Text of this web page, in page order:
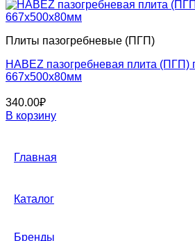
Плиты пазогребневые (ПГП)
HABEZ пазогребневая плита (ПГП)
667x500x80мм
340.00₽
В корзину
Главная
Каталог
Бренды